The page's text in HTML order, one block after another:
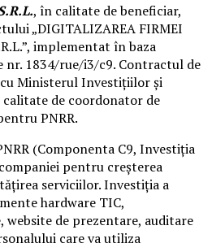
, în calitate de beneficiar,
„DIGITALIZAREA FIRMEI
implementat în baza
1834/rue/i3/c9. Contractul de
Ministerul Investițiilor și
de coordonator de
PNRR.
(Componenta C9, Investiția
pentru creșterea
serviciilor. Investiția a
hardware TIC,
de prezentare, auditare
care va utiliza